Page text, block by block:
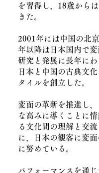
を習得し、18歳から
きた。
2001年には中国の北
年以降は日本国内で
研究と発展に長年にわ
日本と中国の古典文
タイルを創立した。
変面の革新を推進し
な高みに導くことに
る文化間の理解と交
に、日本の観客に変
に努めている。
パフォーマンスを通